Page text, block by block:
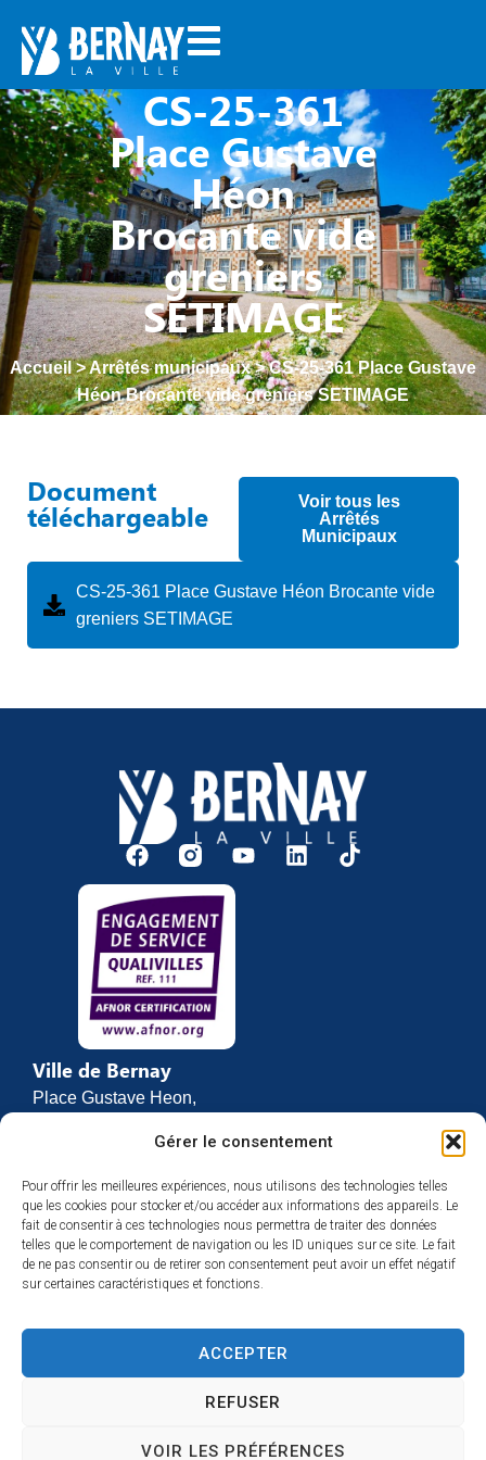
Gérer le consentement
Pour offrir les meilleures expériences, nous utilisons des technologies telles
que les cookies pour stocker et/ou accéder aux informations des appareils. Le
fait de consentir à ces technologies nous permettra de traiter des données
telles que le comportement de navigation ou les ID uniques sur ce site. Le fait
de ne pas consentir ou de retirer son consentement peut avoir un effet négatif
sur certaines caractéristiques et fonctions.
ACCEPTER
REFUSER
VOIR LES PRÉFÉRENCES
CS-25-361
Place Gustave
Héon
Brocante vide
greniers
SETIMAGE
Accueil>Arrêtés municipaux>CS-25-361 Place Gustave
Héon Brocante vide greniers SETIMAGE
Document
téléchargeable
Voir tous les
Arrêtés
Municipaux
CS-25-361 Place Gustave Héon Brocante vide
greniers SETIMAGE
Ville de Bernay
Place Gustave Heon,
27307 BERNAY
02 32 46 63 00
Contact
Horaires d’ouverture
Du lundi au vendredi :
et de 13h30 à 17h